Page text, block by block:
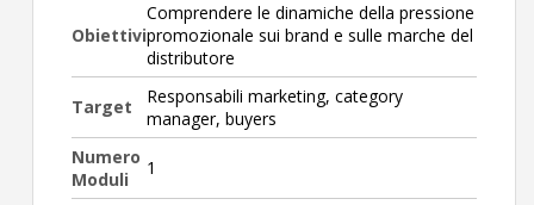
Obiettivi
Comprendere le dinamiche della pressione
promozionale sui brand e sulle marche del
distributore
Target
Responsabili marketing, category
manager, buyers
Numero
Moduli
1